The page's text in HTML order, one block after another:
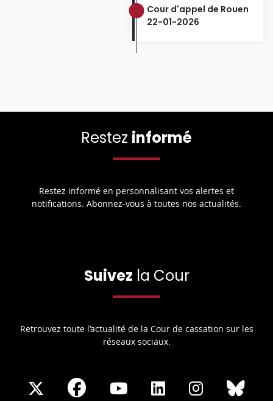
Cour d'appel de Rouen
22-01-2026
Restez informé
Restez informé en personnalisant vos alertes et
notifications. Abonnez-vous à toutes nos actualités.
Suivez la Cour
Retrouvez toute l’actualité de la Cour de cassation sur les
réseaux sociaux.
ShareShare
Share
Share
Share